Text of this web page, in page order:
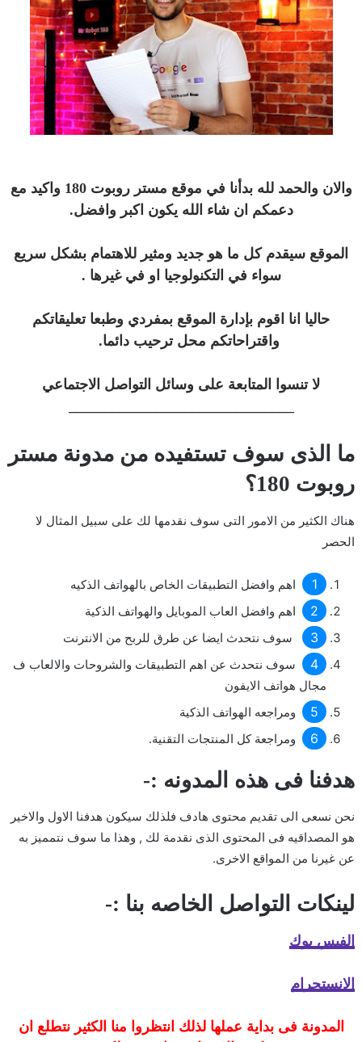
والان والحمد لله بدأنا في موقع مستر روبوت 180 واكيد مع
دعمكم ان شاء الله يكون اكبر وافضل.
الموقع سيقدم كل ما هو جديد ومثير للاهتمام بشكل سريع
سواء في التكنولوجيا او في غيرها .
حاليا انا اقوم بإدارة الموقع بمفردي وطبعا تعليقاتكم
واقتراحاتكم محل ترحيب دائما.
لا تنسوا المتابعة على وسائل التواصل الاجتماعي
ما الذى سوف تستفيده من مدونة مستر
روبوت 180؟
هناك الكثير من الامور التى سوف نقدمها لك على سبيل المثال لا
الحصر
اهم وافضل التطبيقات الخاص بالهواتف الذكيه
اهم وافضل العاب الموبايل والهواتف الذكية
سوف نتحدث ايضا عن طرق للربح من الانترنت
سوف نتحدث عن اهم التطبيقات والشروحات والالعاب ف
مجال هواتف الايفون
ومراجعه الهواتف الذكية
ومراجعة كل المنتجات التقنية.
هدفنا فى هذه المدونه :-
نحن نسعى الى تقديم محتوى هادف فلذلك سيكون هدفنا الاول والاخير
هو المصداقيه فى المحتوى الذى نقدمة لك , وهذا ما سوف نتمميز به
عن غيرنا من المواقع الاخرى.
لينكات التواصل الخاصه بنا :-
الفيس بوك
الانستجرام
المدونة فى بداية عملها لذلك انتظروا منا الكثير نتطلع ان